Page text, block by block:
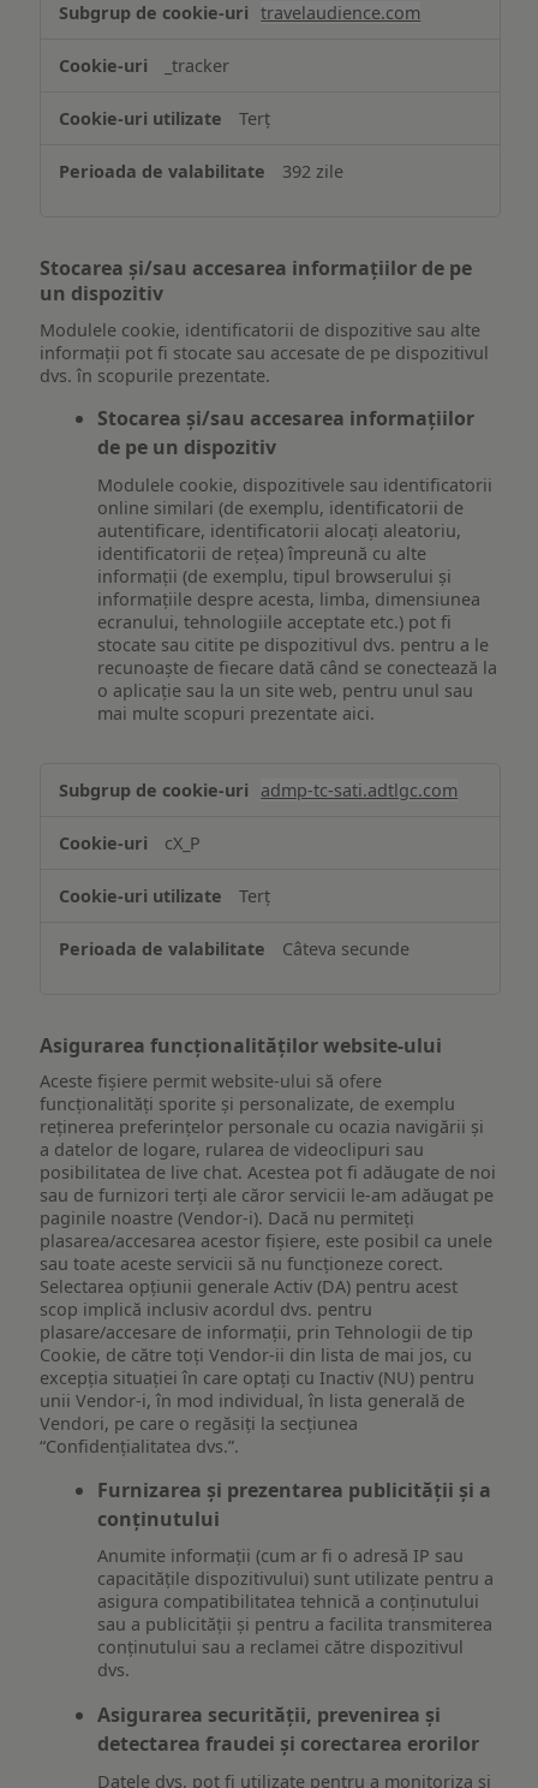
travelaudience.com
_tracker
Terț
392 zile
Stocarea și/sau accesarea informațiilor de pe
un dispozitiv
Modulele cookie, identificatorii de dispozitive sau alte
informații pot fi stocate sau accesate de pe dispozitivul
dvs. în scopurile prezentate.
Stocarea și/sau accesarea informațiilor
de pe un dispozitiv
Modulele cookie, dispozitivele sau identificatorii
online similari (de exemplu, identificatorii de
autentificare, identificatorii alocați aleatoriu,
identificatorii de rețea) împreună cu alte
informații (de exemplu, tipul browserului și
informațiile despre acesta, limba, dimensiunea
ecranului, tehnologiile acceptate etc.) pot fi
stocate sau citite pe dispozitivul dvs. pentru a le
recunoaște de fiecare dată când se conectează la
o aplicație sau la un site web, pentru unul sau
mai multe scopuri prezentate aici.
și/sau
informațiilor
pe
dispozitiv
admp-tc-sati.adtlgc.com
cX_P
Terț
Câteva secunde
Asigurarea funcționalităților website-ului
Aceste fișiere permit website-ului să ofere
funcționalități sporite și personalizate, de exemplu
reţinerea preferinţelor personale cu ocazia navigării și
a datelor de logare, rularea de videoclipuri sau
posibilitatea de live chat. Acestea pot fi adăugate de noi
sau de furnizori terți ale căror servicii le-am adăugat pe
paginile noastre (Vendor-i). Dacă nu permiteți
plasarea/accesarea acestor fișiere, este posibil ca unele
sau toate aceste servicii să nu funcționeze corect.
Selectarea opțiunii generale Activ (DA) pentru acest
scop implică inclusiv acordul dvs. pentru
plasare/accesare de informații, prin Tehnologii de tip
Cookie, de către toți Vendor-ii din lista de mai jos, cu
excepția situației în care optați cu Inactiv (NU) pentru
unii Vendor-i, în mod individual, în lista generală de
Vendori, pe care o regăsiți la secțiunea
“Confidențialitatea dvs.”.
Furnizarea și prezentarea publicității și a
conținutului
Anumite informații (cum ar fi o adresă IP sau
capacitățile dispozitivului) sunt utilizate pentru a
asigura compatibilitatea tehnică a conținutului
sau a publicității și pentru a facilita transmiterea
conținutului sau a reclamei către dispozitivul
dvs.
Asigurarea securității, prevenirea și
detectarea fraudei și corectarea erorilor
Datele dvs. pot fi utilizate pentru a monitoriza și